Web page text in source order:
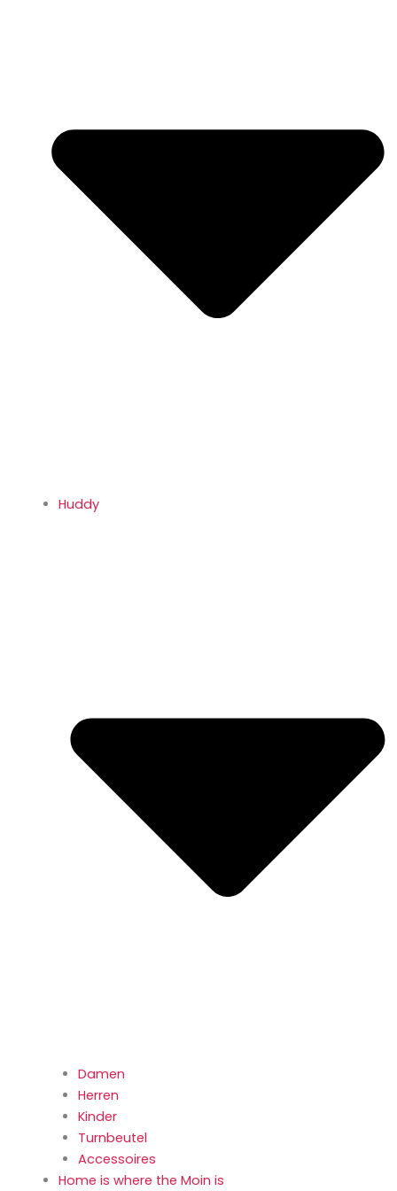
Huddy
Damen
Herren
Kinder
Turnbeutel
Accessoires
Home is where the Moin is